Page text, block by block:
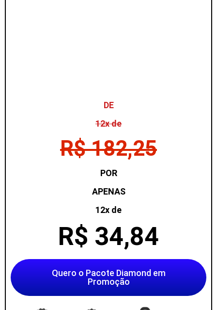
DE
12x de
R$ 182,25
POR
APENAS
12x de
R$ 34,84
Quero o Pacote Diamond em
Promoção